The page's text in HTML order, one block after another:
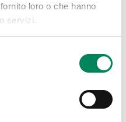
loro o che hanno
servizi.
distinguersi, WhatsApp
in un’esperienza
come trasformare il